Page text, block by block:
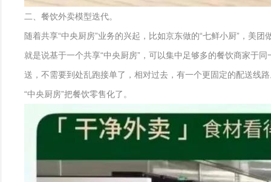
二、餐饮外卖模型迭代。
随着共享“中央厨房”业务的兴起，比如京东做的“七鲜小厨”，美
就是说基于一个共享“中央厨房”，可以集中足够多的餐饮商家于
送，不需要到处乱跑接单了，相对过去，有一个更固定的配送线
“中央厨房”把餐饮零售化了。